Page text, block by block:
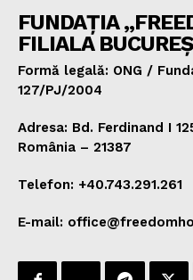
FUNDAȚIA
FILIALA
Formă legală: ONG /
127/PJ/2004
Adresa: Bd. Ferdinand I
România – 21387
Telefon: +40.743.291.261
E-mail: